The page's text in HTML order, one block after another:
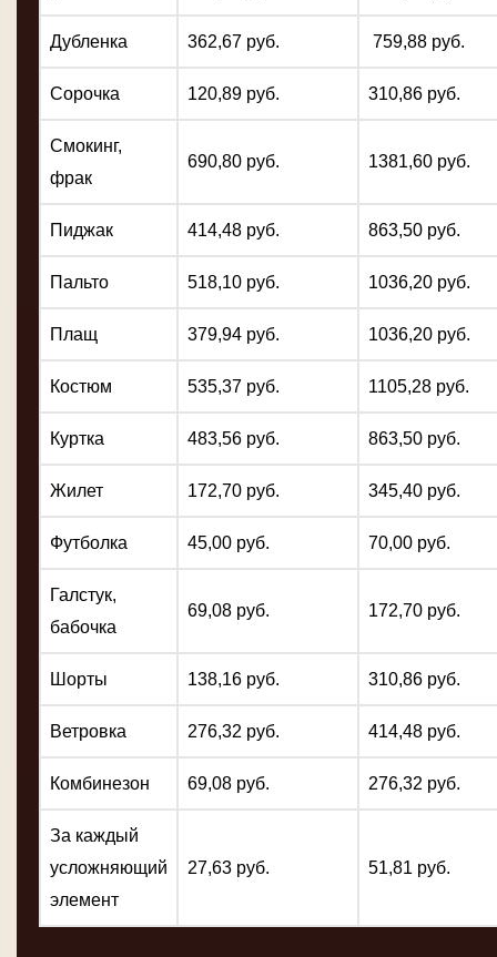
Дубленка 362,67 руб. 759,88 руб.
Сорочка 120,89 руб. 310,86 руб.
Смокинг,
фрак
690,80 руб. 1381,60 руб.
Пиджак 414,48 руб. 863,50 руб.
Пальто 518,10 руб. 1036,20 руб.
Плащ 379,94 руб. 1036,20 руб.
Костюм 535,37 руб. 1105,28 руб.
Куртка 483,56 руб. 863,50 руб.
Жилет 172,70 руб. 345,40 руб.
Футболка 45,00 руб. 70,00 руб.
Галстук,
бабочка
69,08 руб. 172,70 руб.
Шорты 138,16 руб. 310,86 руб.
Ветровка 276,32 руб. 414,48 руб.
Комбинезон 69,08 руб. 276,32 руб.
За каждый
усложняющий
элемент
27,63 руб. 51,81 руб.